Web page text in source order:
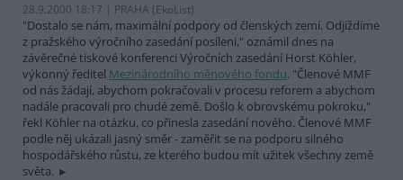
28.9.2000 18:17 | PRAHA (EkoList)
"Dostalo se nám, maximální podpory od členských zemí. Odjíždíme
z pražského výročního zasedání posíleni," oznámil dnes na
závěrečné tiskové konferenci Výročních zasedání Horst Köhler,
výkonný ředitel Mezinárodního měnového fondu. "Členové MMF
od nás žádají, abychom pokračovali v procesu reforem a abychom
nadále pracovali pro chudé země. Došlo k obrovskému pokroku,"
řekl Köhler na otázku, co přinesla zasedání nového. Členové MMF
podle něj ukázali jasný směr - zaměřit se na podporu silného
hospodářského růstu, ze kterého budou mít užitek všechny země
světa.